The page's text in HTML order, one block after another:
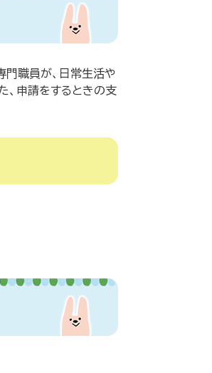
職員が、日常生活や
、申請をするときの支